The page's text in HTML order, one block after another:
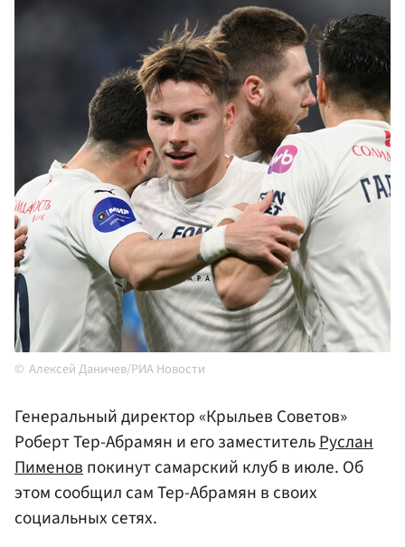
Алексей Даничев/РИА Новости
Генеральный директор «Крыльев Советов»
Роберт Тер-Абрамян и его заместительРуслан
Пименовпокинут самарский клуб в июле. Об
этом сообщил сам Тер-Абрамян в своих
социальных сетях.